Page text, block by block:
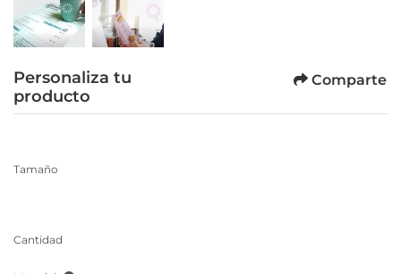
Personaliza tu
producto
Comparte
Tamaño
Cantidad